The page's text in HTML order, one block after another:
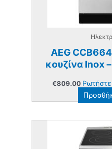
AEG
κουζίνα Inox
€809.00 Ρωτήστε